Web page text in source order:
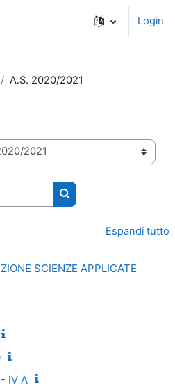
Login
A.S. 2020/2021
Cerca corsi
Espandi tutto
SCIENZE APPLICATE
IV A